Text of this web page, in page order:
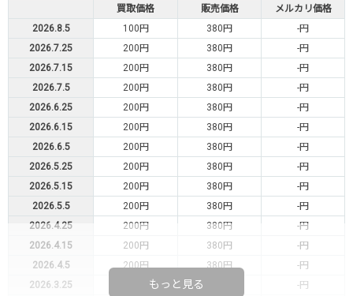
買取価格 販売価格
メルカリ価格
2026.8.5
100円 380円
-円
2026.7.25
200円 380円
-円
2026.7.15
200円 380円
-円
2026.7.5
200円 380円
-円
2026.6.25
200円 380円
-円
2026.6.15
200円 380円
-円
2026.6.5
200円 380円
-円
2026.5.25
200円 380円
-円
2026.5.15
200円 380円
-円
2026.5.5
200円 380円
-円
2026.4.25
200円 380円
-円
2026.4.15
200円 380円
-円
2026.4.5
200円 380円
-円
2026.3.25
-円
もっと見る